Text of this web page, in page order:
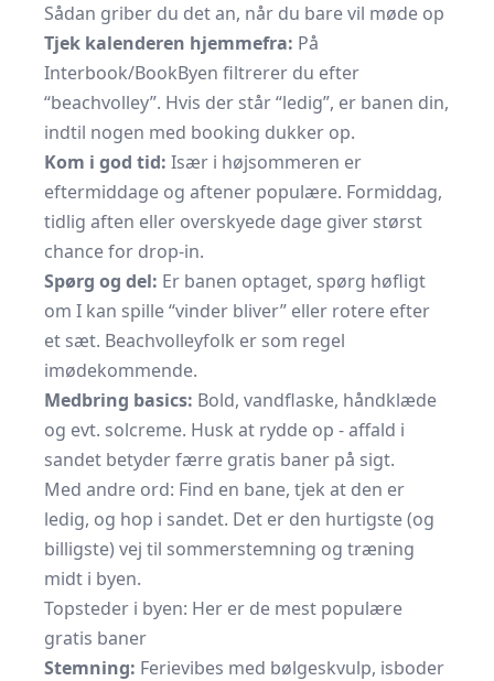
Sådan griber du det an, når du bare vil møde op
Tjek kalenderen hjemmefra: På
Interbook/BookByen filtrerer du efter
“beachvolley”. Hvis der står “ledig”, er banen din,
indtil nogen med booking dukker op.
Kom i god tid: Især i højsommeren er
eftermiddage og aftener populære. Formiddag,
tidlig aften eller overskyede dage giver størst
chance for drop-in.
Spørg og del: Er banen optaget, spørg høfligt
om I kan spille “vinder bliver” eller rotere efter
et sæt. Beachvolleyfolk er som regel
imødekommende.
Medbring basics: Bold, vandflaske, håndklæde
og evt. solcreme. Husk at rydde op - affald i
sandet betyder færre gratis baner på sigt.
Med andre ord: Find en bane, tjek at den er
ledig, og hop i sandet. Det er den hurtigste (og
billigste) vej til sommerstemning og træning
midt i byen.
Topsteder i byen: Her er de mest populære
gratis baner
Stemning: Ferievibes med bølgeskvulp, isboder